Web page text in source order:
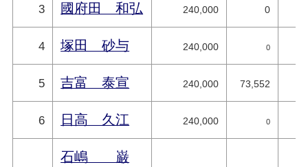
3 國府田 和弘 240,000 0
4 塚田 砂与 240,000 0
5 吉富 泰宣 240,000 73,552
6 日高 久江 240,000 0
石嶋 巌